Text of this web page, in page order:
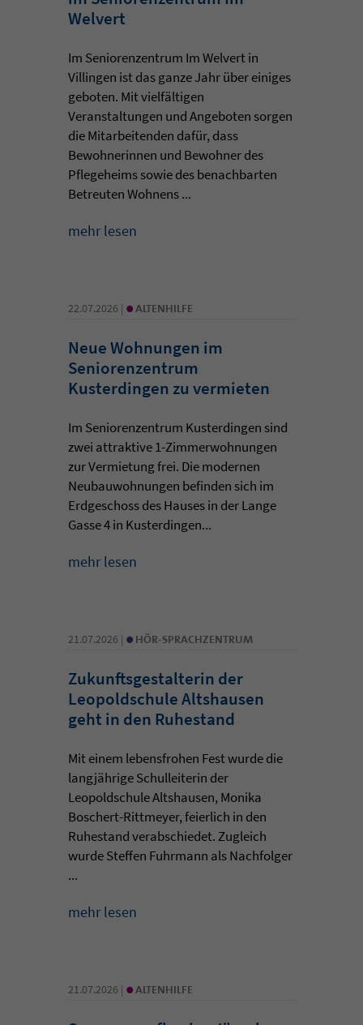
Welvert
Im Seniorenzentrum Im Welvert in
Villingen ist das ganze Jahr über einiges
geboten. Mit vielfältigen
Veranstaltungen und Angeboten sorgen
die Mitarbeitenden dafür, dass
Bewohnerinnen und Bewohner des
Pflegeheims sowie des benachbarten
Betreuten Wohnens ...
mehr lesen
22.07.2026 | • ALTENHILFE
Neue Wohnungen im
Seniorenzentrum
Kusterdingen zu vermieten
Im Seniorenzentrum Kusterdingen sind
zwei attraktive 1-Zimmerwohnungen
zur Vermietung frei. Die modernen
Neubauwohnungen befinden sich im
Erdgeschoss des Hauses in der Lange
Gasse 4 in Kusterdingen...
mehr lesen
21.07.2026 | • HÖR-SPRACHZENTRUM
Zukunftsgestalterin der
Leopoldschule Altshausen
geht in den Ruhestand
Mit einem lebensfrohen Fest wurde die
langjährige Schulleiterin der
Leopoldschule Altshausen, Monika
Boschert-Rittmeyer, feierlich in den
Ruhestand verabschiedet. Zugleich
wurde Steffen Fuhrmann als Nachfolger
...
mehr lesen
21.07.2026 | • ALTENHILFE